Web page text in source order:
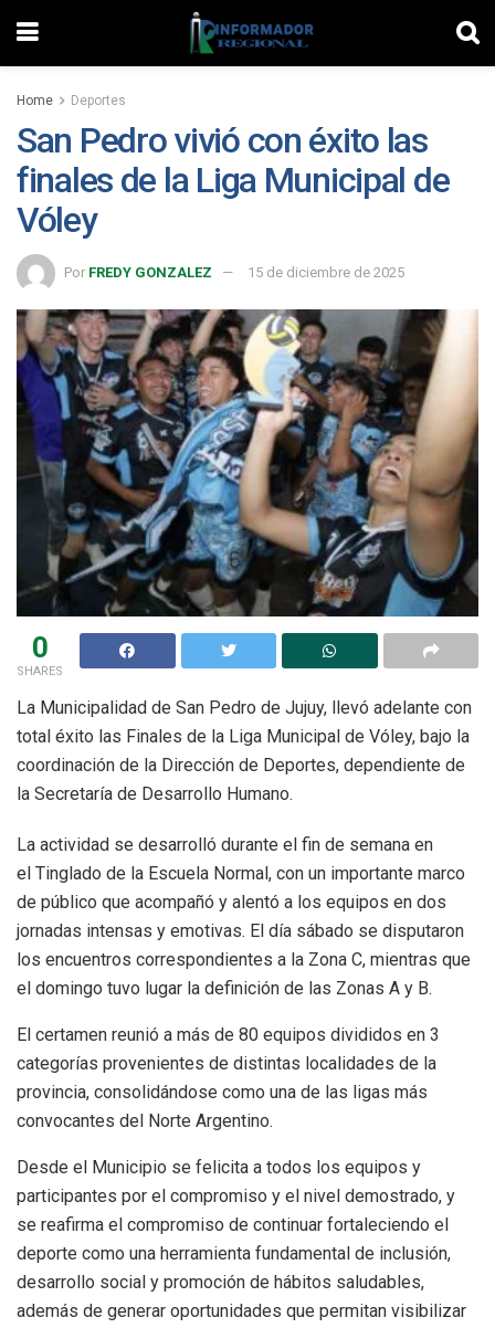
Home Deportes
San Pedro vivió con éxito las
finales de la Liga Municipal de
Vóley
Por FREDY GONZALEZ 15 de diciembre de 2025
0
SHARES
La Municipalidad de San Pedro de Jujuy, llevó adelante con
total éxito las Finales de la Liga Municipal de Vóley, bajo la
coordinación de la Dirección de Deportes, dependiente de
la Secretaría de Desarrollo Humano.
La actividad se desarrolló durante el fin de semana en
el Tinglado de la Escuela Normal, con un importante marco
de público que acompañó y alentó a los equipos en dos
jornadas intensas y emotivas. El día sábado se disputaron
los encuentros correspondientes a la Zona C, mientras que
el domingo tuvo lugar la definición de las Zonas A y B.
El certamen reunió a más de 80 equipos divididos en 3
categorías provenientes de distintas localidades de la
provincia, consolidándose como una de las ligas más
convocantes del Norte Argentino.
Desde el Municipio se felicita a todos los equipos y
participantes por el compromiso y el nivel demostrado, y
se reafirma el compromiso de continuar fortaleciendo el
deporte como una herramienta fundamental de inclusión,
desarrollo social y promoción de hábitos saludables,
además de generar oportunidades que permitan visibilizar